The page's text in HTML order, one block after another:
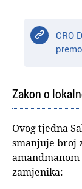
CRO
Zakon o
Ovog tjedna
smanjuje broj
zamjenika: